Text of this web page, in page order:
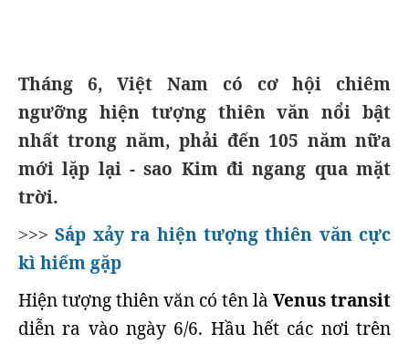
Tháng 6, Việt Nam có cơ hội chiêm
ngưỡng hiện tượng thiên văn nổi bật
nhất trong năm, phải đến 105 năm nữa
mới lặp lại - sao Kim đi ngang qua mặt
trời.
>>> Sắp xảy ra hiện tượng thiên văn cực
kì hiếm gặp
Hiện tượng thiên văn có tên là Venus transit
diễn ra vào ngày 6/6. Hầu hết các nơi trên